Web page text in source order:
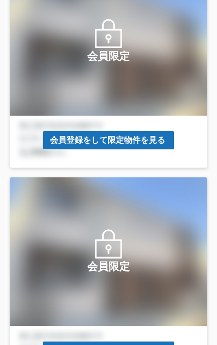
会員限定
会員登録をして限定物件を見る
会員限定